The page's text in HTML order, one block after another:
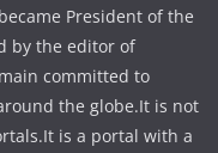
President of the
by the editor of
committed to
the globe.It is not
is a portal with a